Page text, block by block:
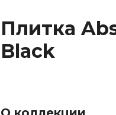
Плитка
Black